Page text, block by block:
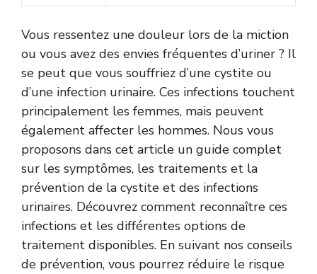
Vous ressentez une douleur lors de la miction
ou vous avez des envies fréquentes d’uriner ? Il
se peut que vous souffriez d’une cystite ou
d’une infection urinaire. Ces infections touchent
principalement les femmes, mais peuvent
également affecter les hommes. Nous vous
proposons dans cet article un guide complet
sur les symptômes, les traitements et la
prévention de la cystite et des infections
urinaires. Découvrez comment reconnaître ces
infections et les différentes options de
traitement disponibles. En suivant nos conseils
de prévention, vous pourrez réduire le risque